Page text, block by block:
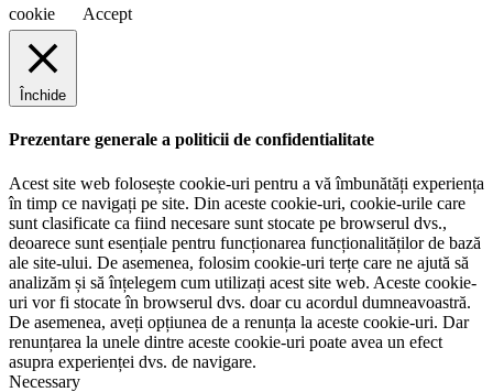
cookie
Accept
Închide
Prezentare generale a politicii de confidentialitate
Acest site web folosește cookie-uri pentru a vă îmbunătăți experiența
în timp ce navigați pe site. Din aceste cookie-uri, cookie-urile care
sunt clasificate ca fiind necesare sunt stocate pe browserul dvs.,
deoarece sunt esențiale pentru funcționarea funcționalităților de bază
ale site-ului. De asemenea, folosim cookie-uri terțe care ne ajută să
analizăm și să înțelegem cum utilizați acest site web. Aceste cookie-
uri vor fi stocate în browserul dvs. doar cu acordul dumneavoastră.
De asemenea, aveți opțiunea de a renunța la aceste cookie-uri. Dar
renunțarea la unele dintre aceste cookie-uri poate avea un efect
asupra experienței dvs. de navigare.
Necessary